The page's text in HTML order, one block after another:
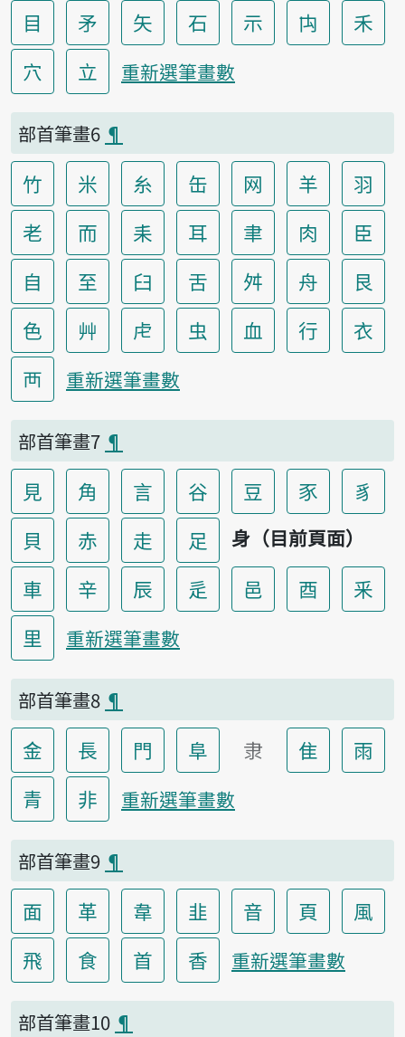
目 矛 矢 石 示 禸
禾
穴
立 重新選筆畫數
部首筆畫6 ¶
竹 米 糸 缶 网 羊
羽
老
而 耒 耳 聿 肉
臣
自
至 臼 舌 舛 舟
艮
色
艸 虍 虫 血 行
衣
襾
重新選筆畫數
部首筆畫7 ¶
見 角 言 谷 豆 豕
豸
貝
赤 走 足 身（目前頁面）
車 辛 辰 辵 邑 酉
釆
里
重新選筆畫數
部首筆畫8 ¶
金 長 門 阜 隶 隹
雨
青
非 重新選筆畫數
部首筆畫9 ¶
面 革 韋 韭 音 頁
風
飛
食 首 香 重新選筆畫數
部首筆畫10 ¶